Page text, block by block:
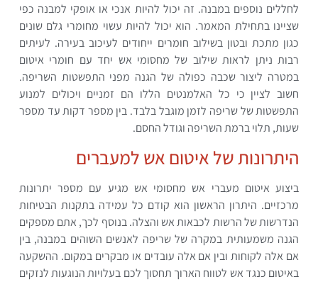
לחללים נוספים במבנה. זה יכול להיות אנכי או אופקי למבנה כפי
שציינו בתחילת המאמר. הוא יכול להיות עשוי מחומרי גלם שונים
כגון מתכת ובטון בשילוב חומרים ייחודים לעיכוב בעירה. לעיתים
רבות ניתן לראות שילוב של מחסומי אש יחד עם חומרי איטום
במטרה ליצור שכבה כפולה של הגנה מפני התפשטות השריפה.
חשוב לציין כי כל האלמנטים הללו הם זמניים ויכולים למנוע
התפשטות של שריפה לזמן מוגבל בלבד. בין מספר דקות עד מספר
שעות, תלוי ברמת השריפה וגודל החסם.
היתרונות של איטום אש למעברים
ביצוע איטום מעברי אש מחסומי אש מגיע עם מספר יתרונות
מרכזיים. היתרון הראשון הוא קודם כל עמידה בתקנות הבטיחות
הנדרשות של הרשות לכבאות אש והצלה. בנוסף לכך, אתם מספקים
הגנה משמעותית במקרה של שריפה לאנשים השוהים במבנה, בין
אם אלה לקוחות ובין אם אלה עובדים או מבקרים במקום. ההשקעה
באיטום כנגד אש לטווח הארוך תחסוך לכם בעלויות הנוגעות לנזקים